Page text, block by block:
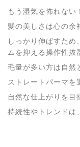
もう湿気を怖れない！
髪の美しさは心の余
しっかり伸ばすた
ムを抑える操作性抜
毛量が多い方は自然
ストレートパーマを
自然な仕上がりを目
持続性やトレンドは